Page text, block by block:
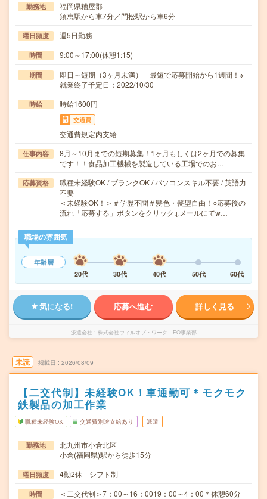
勤務地
福岡県糟屋郡
須恵駅から車7分／門松駅から車6分
曜日頻度 週5日勤務
時間 9:00～17:00(休憩1:15)
期間
即日～短期（3ヶ月未満） 最短で応募開始から1週間！※
就業終了予定日：2022/10/30
時給 時給1600円
交通費
交通費規定内支給
仕事内容
8月～10月までの短期募集！1ヶ月もしくは2ヶ月での募集
です！！食品加工機械を製造している工場でのお…
応募資格
職種未経験OK / ブランクOK / パソコンスキル不要 / 英語力
不要
＜未経験OK！＞＃学歴不問＃髪色・髪型自由！○応募後の
流れ「応募する」ボタンをクリック↓メールにてw…
職場の雰囲気
年齢層
20代
30代 40代 50代 60代
気になる! 応募へ進む 詳しく見る
派遣会社 株式会社ウィルオブ・ワーク FO事業部
未読 掲載日 2026/08/09
【二交代制】未経験OK！車通勤可＊モクモク
鉄製品の加工作業
職種未経験OK 交通費別途支給あり 派遣
勤務地
北九州市小倉北区
小倉(福岡県)駅から徒歩15分
曜日頻度 4勤2休 シフト制
時間 ＜二交代制＞7：00～16：0019：00～4：00＊休憩60分